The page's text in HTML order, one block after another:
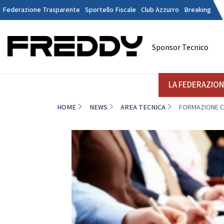
Federazione Trasparente Sportello Fiscale Club Azzurro Breaking
Sponsor Tecnico
LA
HOME NEWS AREA TECNICA FORMAZIONE
Il Presidente
Consiglio Federale
Soci Onorari
Revisori dei Conti
Commissione Federali Atleti
Commissione Federale Tecnici
Segreteria Generale
CORPORATE
Contatti Discipline
Tesseramento